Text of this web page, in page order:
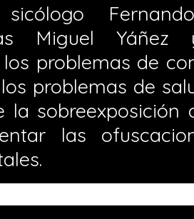
Miguel
problemas de
problemas de
la
las